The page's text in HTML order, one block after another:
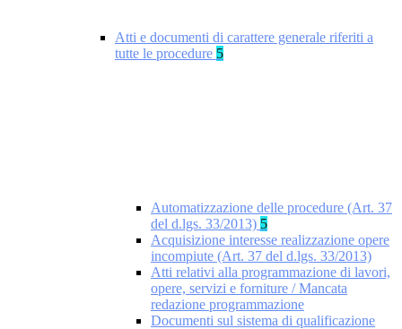
Atti e documenti di carattere generale riferiti a
tutte le procedure 5
Automatizzazione delle procedure (Art. 37
del d.lgs. 33/2013) 5
Acquisizione interesse realizzazione opere
incompiute (Art. 37 del d.lgs. 33/2013)
Atti relativi alla programmazione di lavori,
opere, servizi e forniture / Mancata
redazione programmazione
Documenti sul sistema di qualificazione